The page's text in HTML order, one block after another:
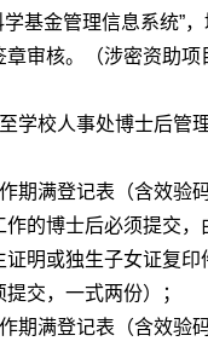
基金管理信息系统”
审核。（涉密资助
学校人事处博士后管理
期满登记表（含效验
的博士后必须提交
明或独生子女证复
交，一式两份）；
期满登记表（含效验